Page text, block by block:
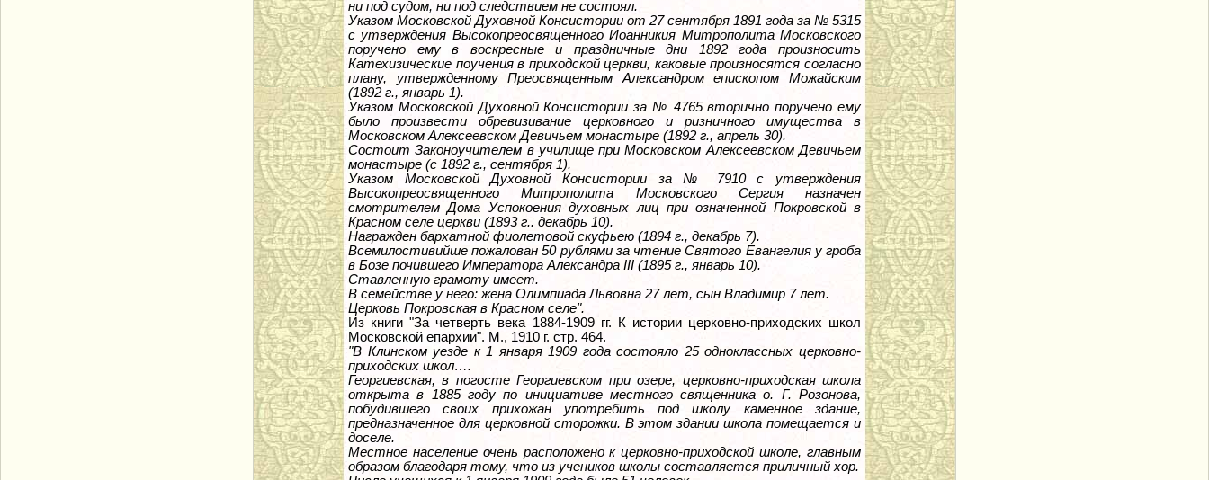
ни под судом, ни под следствием не состоял.
Указом Московской Духовной Консистории от 27 сентября 1891 года за № 5315
с утверждения Высокопреосвященного Иоанникия Митрополита Московского
поручено ему в воскресные и праздничные дни 1892 года произносить
Катехизические поучения в приходской церкви, каковые произносятся согласно
плану, утвержденному Преосвященным Александром епископом Можайским
(1892 г., январь 1).
Указом Московской Духовной Консистории за № 4765 вторично поручено ему
было произвести обревизивание церковного и ризничного имущества в
Московском Алексеевском Девичьем монастыре (1892 г., апрель 30).
Состоит Законоучителем в училище при Московском Алексеевском Девичьем
монастыре (с 1892 г., сентября 1).
Указом Московской Духовной Консистории за № 7910 с утверждения
Высокопреосвященного Митрополита Московского Сергия назначен
смотрителем Дома Успокоения духовных лиц при означенной Покровской в
Красном селе церкви (1893 г.. декабрь 10).
Награжден бархатной фиолетовой скуфьею (1894 г., декабрь 7).
Всемилостивийше пожалован 50 рублями за чтение Святого Евангелия у гроба
в Бозе почившего Императора Александра III (1895 г., январь 10).
Ставленную грамоту имеет.
В семействе у него: жена Олимпиада Львовна 27 лет, сын Владимир 7 лет.
Церковь Покровская в Красном селе".
Из книги "За четверть века 1884-1909 гг. К истории церковно-приходских школ
Московской епархии". М., 1910 г. стр. 464.
"В Клинском уезде к 1 января 1909 года состояло 25 одноклассных церковно-
приходских школ….
Георгиевская, в погосте Георгиевском при озере, церковно-приходская школа
открыта в 1885 году по инициативе местного священника о. Г. Розонова,
побудившего своих прихожан употребить под школу каменное здание,
предназначенное для церковной сторожки. В этом здании школа помещается и
доселе.
Местное население очень расположено к церковно-приходской школе, главным
образом благодаря тому, что из учеников школы составляется приличный хор.